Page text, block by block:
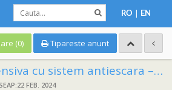
RO | EN
(0) Tipareste anunt
cu sistem antiescara – 1 bucata
FEB. 2024